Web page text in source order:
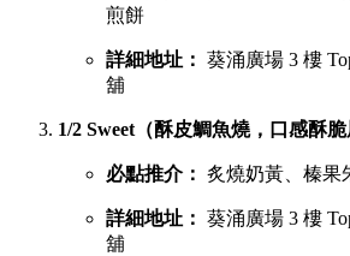
煎餅
詳細地址： 葵涌廣場 3 樓
舖
1/2 Sweet（酥皮鯛魚燒，口感酥脆
必點推介： 炙燒奶黃、榛果
詳細地址： 葵涌廣場 3 樓
舖